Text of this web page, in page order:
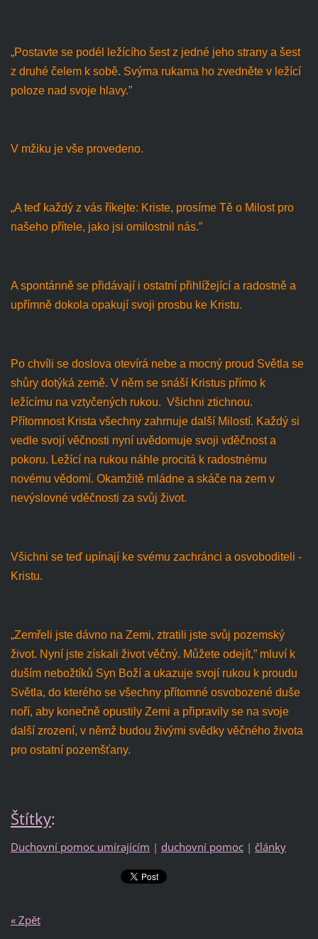
„Postavte se podél ležícího šest z jedné jeho strany a šest
z druhé čelem k sobě. Svýma rukama ho zvedněte v ležící
poloze nad svoje hlavy.”
V mžiku je vše provedeno.
„A teď každý z vás říkejte: Kriste, prosíme Tě o Milost pro
našeho přítele, jako jsi omilostnil nás.”
A spontánně se přidávají i ostatní přihlížející a radostně a
upřímně dokola opakují svoji prosbu ke Kristu.
Po chvíli se doslova otevírá nebe a mocný proud Světla se
shůry dotýká země. V něm se snáší Kristus přímo k
ležícímu na vztyčených rukou. Všichni ztichnou.
Přítomnost Krista všechny zahrnuje další Milostí. Každý si
vedle svojí věčnosti nyní uvědomuje svoji vděčnost a
pokoru. Ležící na rukou náhle procitá k radostnému
novému vědomí. Okamžitě mládne a skáče na zem v
nevýslovné vděčnosti za svůj život.
Všichni se teď upínají ke svému zachránci a osvoboditeli -
Kristu.
„Zemřeli jste dávno na Zemi, ztratili jste svůj pozemský
život. Nyní jste získali život věčný. Můžete odejít,” mluví k
duším nebožtíků Syn Boží a ukazuje svojí rukou k proudu
Světla, do kterého se všechny přítomné osvobozené duše
noří, aby konečně opustily Zemi a připravily se na svoje
další zrození, v němž budou živými svědky věčného života
pro ostatní pozemšťany.
Štítky:
Duchovní pomoc umírajícím | duchovní pomoc | články
« Zpět